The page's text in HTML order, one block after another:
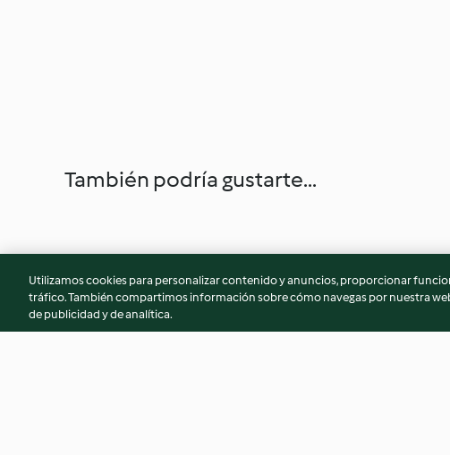
También podría gustarte...
Utilizamos cookies para personalizar contenido y anuncios, proporcionar
tráfico. También compartimos información sobre cómo navegas por nuestra
de publicidad y de analítica.